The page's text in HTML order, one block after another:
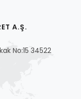
A.Ş.
No:15 34522